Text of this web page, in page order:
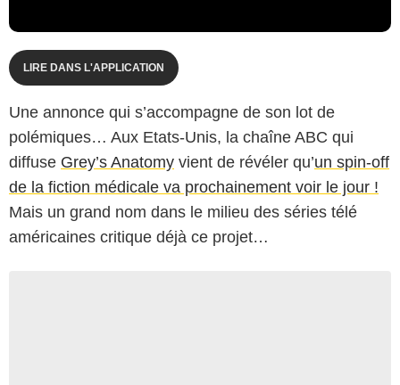
LIRE DANS L'APPLICATION
Une annonce qui s’accompagne de son lot de
polémiques… Aux Etats-Unis, la chaîne ABC qui
diffuse Grey’s Anatomy vient de révéler qu’un spin-off
de la fiction médicale va prochainement voir le jour !
Mais un grand nom dans le milieu des séries télé
américaines critique déjà ce projet…